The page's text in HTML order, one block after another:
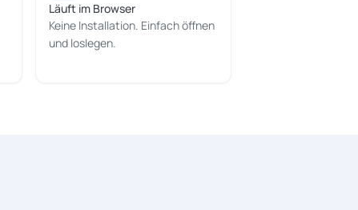
Läuft im Browser
Keine Installation. Einfach öffnen
und loslegen.